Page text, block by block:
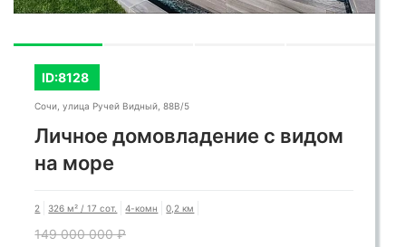
ID:8128
Сочи, улица Ручей Видный, 88В/5
Личное домовладение с видом
на море
2 326 м² / 17 сот. 4-комн 0,2 км
149 000 000 ₽